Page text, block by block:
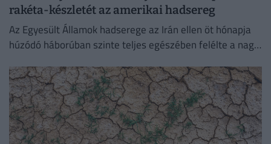
rakéta-készletét az amerikai hadsereg
Az Egyesült Államok hadserege az Irán ellen öt hónapja
húzódó háborúban szinte teljes egészében felélte a nagy